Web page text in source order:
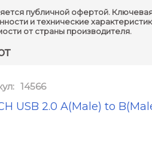
публичной офертой.
и технические
от страны производителя.
14566
USB 2.0 A(Male) to